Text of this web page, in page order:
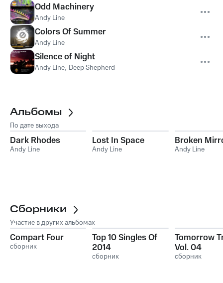
Odd Machinery
Andy Line
Colors Of Summer
Andy Line
Silence of Night
Andy Line, Deep Shepherd
Альбомы
По дате выхода
Dark Rhodes
Andy Line
Lost In Space
Andy Line
Broken
Andy Line
Сборники
Участие в других альбомах
Compart Four
сборник
Top 10 Singles Of
2014
сборник
Tomorrow
Vol. 04
сборник